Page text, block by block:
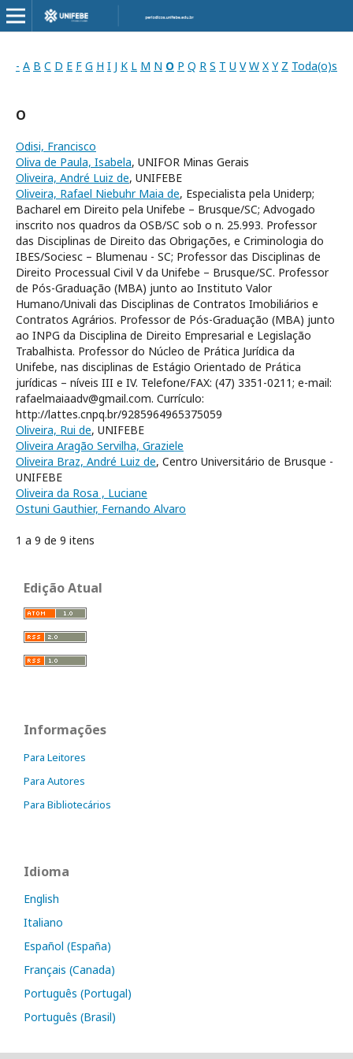
- A B C D E F G H I J K L M N O P Q R S T U V W X Y Z Toda(o)s
O
Odisi, Francisco
Oliva de Paula, Isabela, UNIFOR Minas Gerais
Oliveira, André Luiz de, UNIFEBE
Oliveira, Rafael Niebuhr Maia de, Especialista pela Uniderp;
Bacharel em Direito pela Unifebe – Brusque/SC; Advogado
inscrito nos quadros da OSB/SC sob o n. 25.993. Professor
das Disciplinas de Direito das Obrigações, e Criminologia do
IBES/Sociesc – Blumenau - SC; Professor das Disciplinas de
Direito Processual Civil V da Unifebe – Brusque/SC. Professor
de Pós-Graduação (MBA) junto ao Instituto Valor
Humano/Univali das Disciplinas de Contratos Imobiliários e
Contratos Agrários. Professor de Pós-Graduação (MBA) junto
ao INPG da Disciplina de Direito Empresarial e Legislação
Trabalhista. Professor do Núcleo de Prática Jurídica da
Unifebe, nas disciplinas de Estágio Orientado de Prática
jurídicas – níveis III e IV. Telefone/FAX: (47) 3351-0211; e-mail:
rafaelmaiaadv@gmail.com. Currículo:
http://lattes.cnpq.br/9285964965375059
Oliveira, Rui de, UNIFEBE
Oliveira Aragão Servilha, Graziele
Oliveira Braz, André Luiz de, Centro Universitário de Brusque -
UNIFEBE
Oliveira da Rosa , Luciane
Ostuni Gauthier, Fernando Alvaro
1 a 9 de 9 itens
Edição Atual
Informações
Para Leitores
Para Autores
Para Bibliotecários
Idioma
English
Italiano
Español (España)
Français (Canada)
Português (Portugal)
Português (Brasil)